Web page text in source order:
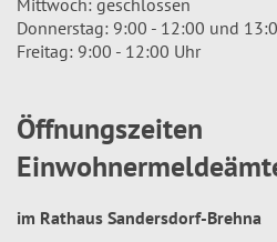
Mittwoch: geschlossen
Donnerstag: 9:00 - 12:00 und
Freitag: 9:00 - 12:00 Uhr
Öffnungszeiten
im Rathaus Sandersdorf-Brehna